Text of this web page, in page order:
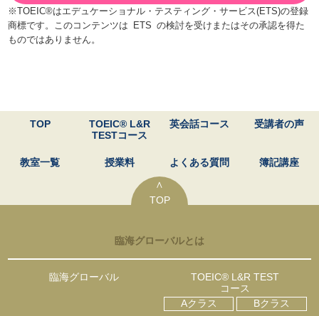
※TOEIC®はエデュケーショナル・テスティング・サービス(ETS)の登録
商標です。このコンテンツは ETS の検討を受けまたはその承認を得た
ものではありません。
TOP
TOEIC® L&R
TESTコース
英会話コース 受講者の声
教室一覧 授業料 よくある質問
簿記講座
∧
TOP
臨海グローバルとは
臨海グローバル
TOEIC® L&R TEST
コース
Aクラス
Bクラス